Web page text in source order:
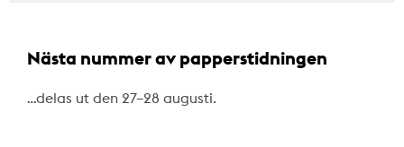
Nästa nummer av papperstidningen
…delas ut den 27–28 augusti.